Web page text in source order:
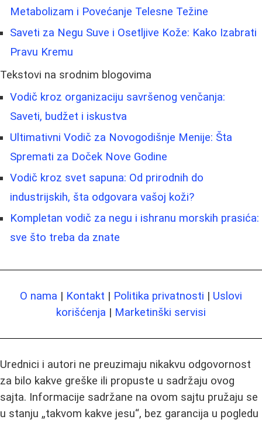
Metabolizam i Povećanje Telesne Težine
Saveti za Negu Suve i Osetljive Kože: Kako Izabrati
Pravu Kremu
Tekstovi na srodnim blogovima
Vodič kroz organizaciju savršenog venčanja:
Saveti, budžet i iskustva
Ultimativni Vodič za Novogodišnje Menije: Šta
Spremati za Doček Nove Godine
Vodič kroz svet sapuna: Od prirodnih do
industrijskih, šta odgovara vašoj koži?
Kompletan vodič za negu i ishranu morskih prasića:
sve što treba da znate
O nama | Kontakt | Politika privatnosti | Uslovi
korišćenja | Marketinški servisi
Urednici i autori ne preuzimaju nikakvu odgovornost
za bilo kakve greške ili propuste u sadržaju ovog
sajta. Informacije sadržane na ovom sajtu pružaju se
u stanju „takvom kakve jesu“, bez garancija u pogledu